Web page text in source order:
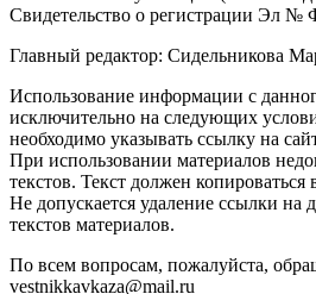
Свидетельство о регистрации Эл №
Главный редактор: Сидельникова
Использование информации с
исключительно на следующих
необходимо указывать ссылку на
При использовании материалов
текстов. Текст должен копироваться
Не допускается удаление ссылки на
текстов материалов.
По всем вопросам, пожалуйста,
vestnikkavkaza@mail.ru